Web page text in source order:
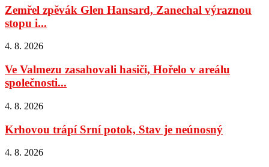
Zemřel zpěvák Glen Hansard, Zanechal výraznou
stopu i...
4. 8. 2026
Ve Valmezu zasahovali hasiči, Hořelo v areálu
společnosti...
4. 8. 2026
Krhovou trápí Srní potok, Stav je neúnosný
4. 8. 2026